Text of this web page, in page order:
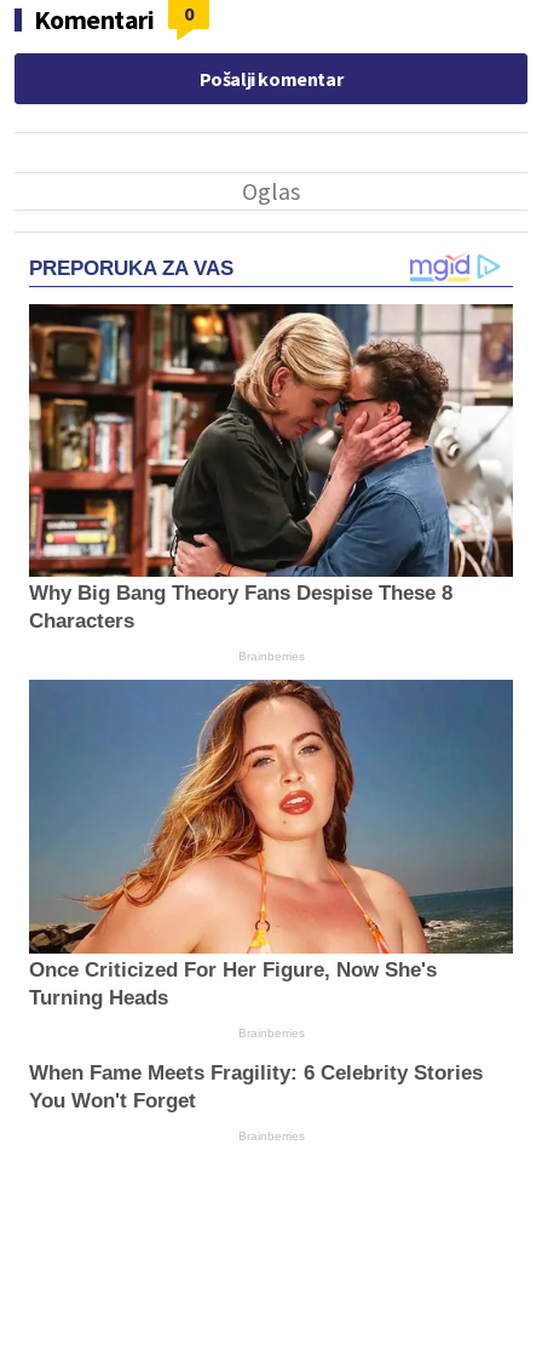
Komentari 0
Pošalji komentar
PREPORUKA ZA VAS
Why Big Bang Theory Fans Despise These 8
Characters
Brainberries
Once Criticized For Her Figure, Now She's
Turning Heads
Brainberries
When Fame Meets Fragility: 6 Celebrity Stories
You Won't Forget
Brainberries